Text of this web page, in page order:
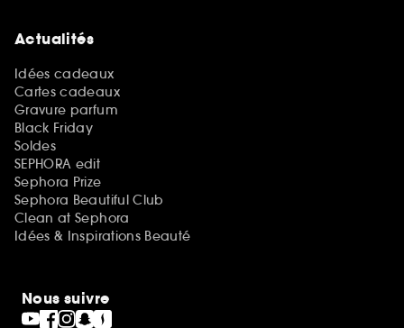
Actualités
Idées cadeaux
Cartes cadeaux
Gravure parfum
Black Friday
Soldes
SEPHORA edit
Sephora Prize
Sephora Beautiful Club
Clean at Sephora
Idées & Inspirations Beauté
Nous suivre